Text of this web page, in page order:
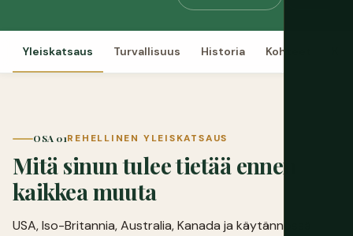
Yleiskatsaus Turvallisuus Historia Kohteet
OSA 01REHELLINEN YLEISKATSAUS
Mitä sinun tulee tietää ennen
kaikkea muuta
USA, Iso-Britannia, Australia, Kanada ja käytännössä